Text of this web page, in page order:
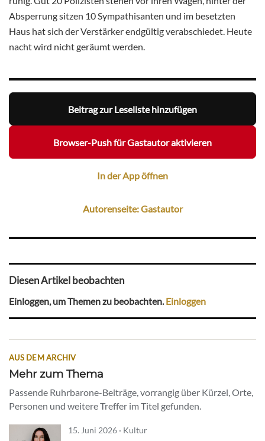
Absperrung sitzen 10 Sympathisanten und im besetzten
Haus hat sich der Verstärker endgültig verabschiedet. Heute
nacht wird nicht geräumt werden.
Beitrag zur Leseliste hinzufügen
Browser-Push für Gastautor aktivieren
In der App öffnen
Autorenseite: Gastautor
Diesen Artikel beobachten
Einloggen, um Themen zu beobachten.Einloggen
AUS DEM ARCHIV
Mehr zum Thema
Passende Ruhrbarone-Beiträge, vorrangig über Kürzel, Orte,
Personen und weitere Treffer im Titel gefunden.
15. Juni 2026 · Kultur